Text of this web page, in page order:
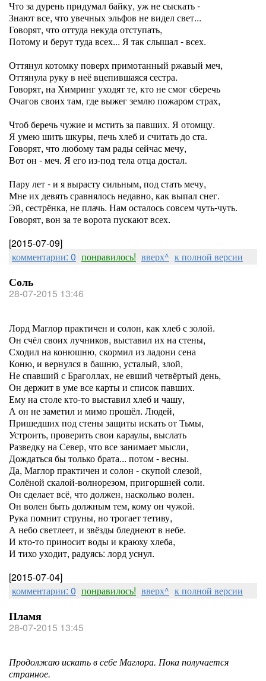
Что за дурень придумал байку, уж не сыскать -
Знают все, что увечных эльфов не видел свет...
Говорят, что оттуда некуда отступать,
Потому и берут туда всех... Я так слышал - всех.
Оттянул котомку поверх примотанный ржавый меч,
Оттянула руку в неё вцепившаяся сестра.
Говорят, на Химринг уходят те, кто не смог сберечь
Очагов своих там, где выжег землю пожаром страх,
Чтоб беречь чужие и мстить за павших. Я отомщу.
Я умею шить шкуры, печь хлеб и считать до ста.
Говорят, что любому там рады сейчас мечу,
Вот он - меч. Я его из-под тела отца достал.
Пару лет - и я вырасту сильным, под стать мечу,
Мне их девять сравнялось недавно, как выпал снег.
Эй, сестрёнка, не плачь. Нам осталось совсем чуть-чуть.
Говорят, вон за те ворота пускают всех.
[2015-07-09]
комментарии: 0 понравилось! вверх^ к полной версии
Соль
28-07-2015 13:46
Лорд Маглор практичен и солон, как хлеб с золой.
Он счёл своих лучников, выставил их на стены,
Сходил на конюшню, скормил из ладони сена
Коню, и вернулся в башню, усталый, злой,
Не спавший с Браголлах, не евший четвёртый день,
Он держит в уме все карты и список павших.
Ему на столе кто-то выставил хлеб и чашу,
А он не заметил и мимо прошёл. Людей,
Пришедших под стены защиты искать от Тьмы,
Устроить, проверить свои караулы, выслать
Разведку на Север, что все занимает мысли,
Дождаться бы только брата... потом - весны.
Да, Маглор практичен и солон - скупой слезой,
Солёной скалой-волнорезом, пригоршней соли.
Он сделает всё, что должен, насколько волен.
Он волен быть должным тем, кому он чужой.
Рука помнит струны, но трогает тетиву,
А небо светлеет, и звёзды бледнеют в небе.
И кто-то приносит воды и краюху хлеба,
И тихо уходит, радуясь: лорд уснул.
[2015-07-04]
комментарии: 0 понравилось! вверх^ к полной версии
Пламя
28-07-2015 13:45
Продолжаю искать в себе Маглора. Пока получается
странное.